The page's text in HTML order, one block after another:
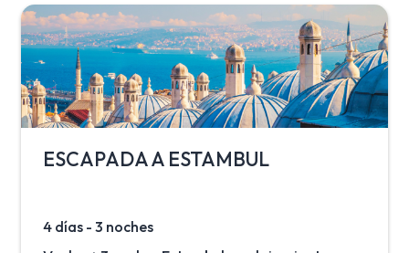
ESCAPADA A ESTAMBUL
4 días - 3 noches